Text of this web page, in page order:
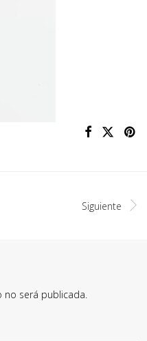
Siguiente
no será publicada.